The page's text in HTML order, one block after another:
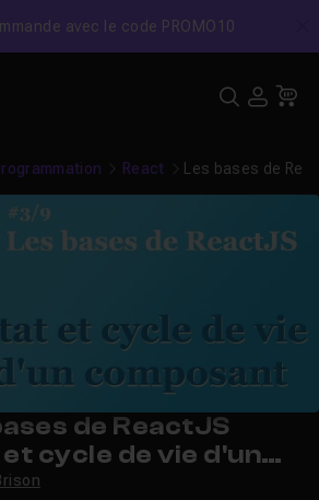
avec le code PROMO10
React Les bases de
de ReactJS
cycle de vie d'un